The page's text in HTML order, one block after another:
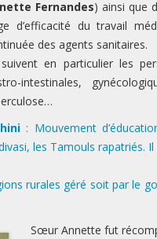
Fernandes) ainsi que
d’efficacité du travail
des agents sanitaires.
en particulier les
intestinales,
: Mouvement
les Tamouls rapatriés.
rurales géré soit par le
Sœur Annette fut